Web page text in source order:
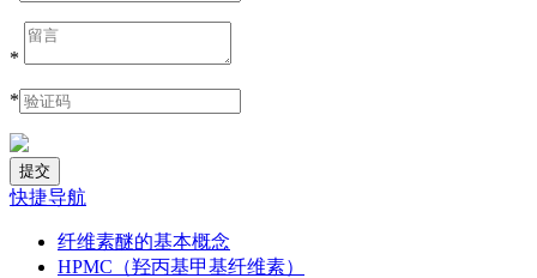
*
*
快捷导航
纤维素醚的基本概念
HPMC（羟丙基甲基纤维素）